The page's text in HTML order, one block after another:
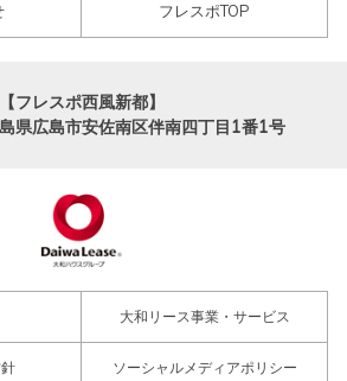
フレスポTOP
【フレスポ西風新都】
県広島市安佐南区伴南四丁目1番1号
大和リース事業・サービス
ソーシャルメディアポリシー